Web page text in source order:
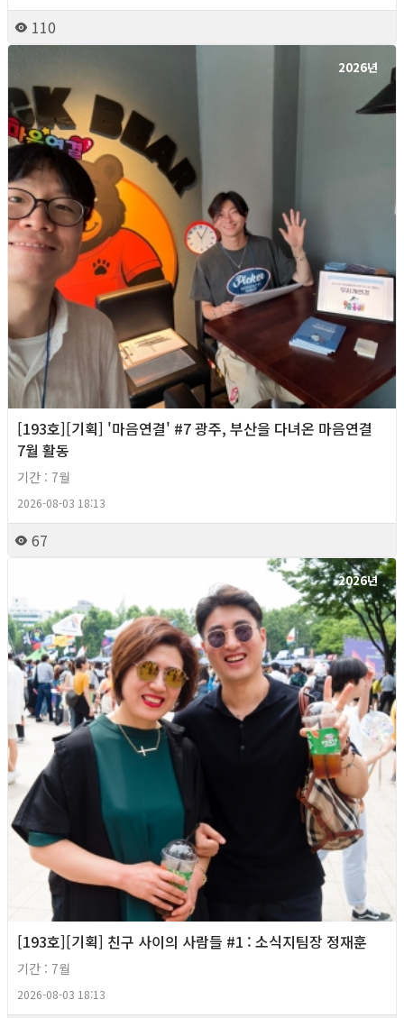
110
2026년
[193호][기획] '마음연결' #7 광주, 부산을 다녀온 마음연결
7월 활동
기간 : 7월
2026-08-03 18:13
67
2026년
[193호][기획] 친구 사이의 사람들 #1 : 소식지팀장 정재훈
기간 : 7월
2026-08-03 18:13